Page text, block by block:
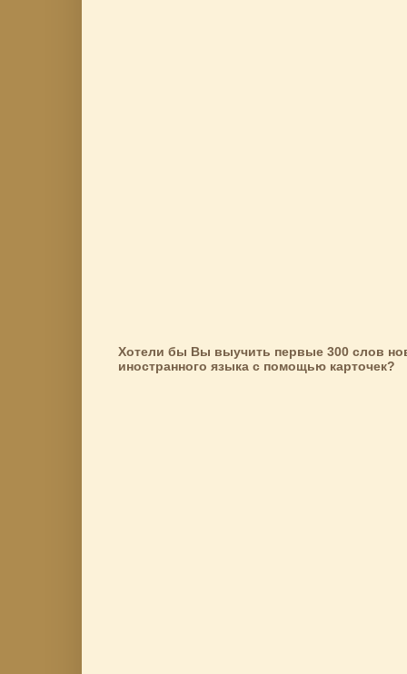
Хотели бы Вы выучить первые 300 слов
иностранного языка с помощью карточек?